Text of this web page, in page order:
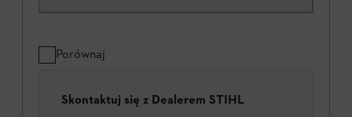
Porównaj
Skontaktuj się z Dealerem STIHL